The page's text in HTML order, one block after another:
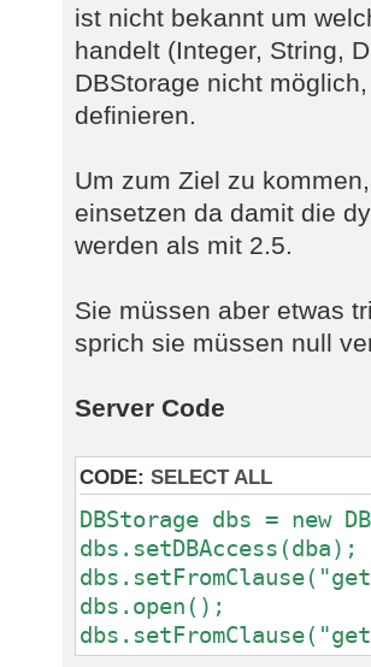
ist nicht bekannt um
handelt (Integer, String,
DBStorage nicht
definieren.
Um zum Ziel zu
einsetzen da damit die
werden als mit 2.5.
Sie müssen aber etwas
sprich sie müssen null
Server Code
CODE: SELECT ALL
DBStorage dbs = new
dbs.setDBAccess(dba);
dbs.open();